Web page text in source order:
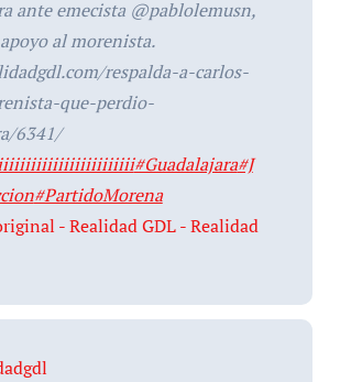
ante emecista @pablolemusn,
al morenista.
respalda-a-carlos-
que-perdio-
6341/
#Guadalajara#J
#PartidoMorena
- Realidad GDL - Realidad